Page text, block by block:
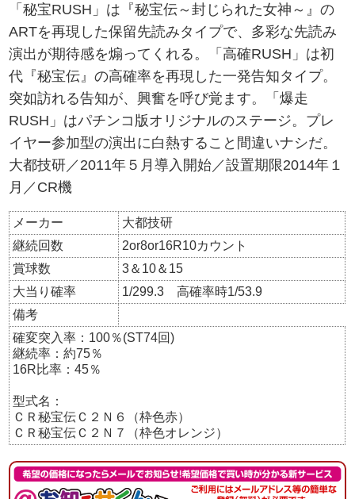
「秘宝RUSH」は『秘宝伝～封じられた女神～』の
ARTを再現した保留先読みタイプで、多彩な先読み
演出が期待感を煽ってくれる。「高確RUSH」は初
代『秘宝伝』の高確率を再現した一発告知タイプ。
突如訪れる告知が、興奮を呼び覚ます。「爆走
RUSH」はパチンコ版オリジナルのステージ。プレ
イヤー参加型の演出に白熱すること間違いナシだ。
大都技研／2011年５月導入開始／設置期限2014年１
月／CR機
メーカー
大都技研
継続回数
2or8or16R10カウント
賞球数
3＆10＆15
大当り確率
1/299.3 高確率時1/53.9
備考
確変突入率：100％(ST74回)
継続率：約75％
16R比率：45％
型式名：
ＣＲ秘宝伝Ｃ２Ｎ６（枠色赤）
ＣＲ秘宝伝Ｃ２Ｎ７（枠色オレンジ）